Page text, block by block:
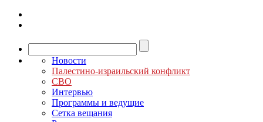
Новости
Палестино-израильский конфликт
СВО
Интервью
Программы и ведущие
Сетка вещания